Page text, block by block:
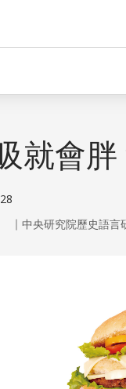
就會
｜ 中央研究院歷史語言